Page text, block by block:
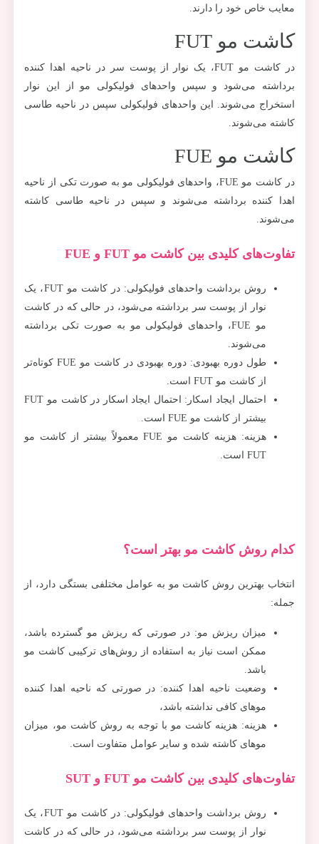
معایب خاص خود را دارند.
کاشت مو FUT
در کاشت مو FUT، یک نوار از پوست سر در ناحیه اهدا کننده
برداشته می‌شود و سپس واحدهای فولیکولی مو از این نوار
استخراج می‌شوند. این واحدهای فولیکولی سپس در ناحیه طاسی
کاشته می‌شوند.
کاشت مو FUE
در کاشت مو FUE، واحدهای فولیکولی مو به صورت تکی از ناحیه
اهدا کننده برداشته می‌شوند و سپس در ناحیه طاسی کاشته
می‌شوند.
تفاوت‌های کلیدی بین کاشت مو FUT و FUE
روش برداشت واحدهای فولیکولی: در کاشت مو FUT، یک
نوار از پوست سر برداشته می‌شود، در حالی که در کاشت
مو FUE، واحدهای فولیکولی مو به صورت تکی برداشته
می‌شوند.
طول دوره بهبودی: دوره بهبودی در کاشت مو FUE کوتاه‌تر
از کاشت مو FUT است.
احتمال ایجاد اسکار: احتمال ایجاد اسکار در کاشت مو FUT
بیشتر از کاشت مو FUE است.
هزینه: هزینه کاشت مو FUE معمولاً بیشتر از کاشت مو
FUT است.
کدام روش کاشت مو بهتر است؟
انتخاب بهترین روش کاشت مو به عوامل مختلفی بستگی دارد، از
جمله:
میزان ریزش مو: در صورتی که ریزش مو گسترده باشد،
ممکن است نیاز به استفاده از روش‌های ترکیبی کاشت مو
باشد.
وضعیت ناحیه اهدا کننده: در صورتی که ناحیه اهدا کننده
موهای کافی نداشته باشد،
هزینه: هزینه کاشت مو با توجه به روش کاشت مو، میزان
موهای کاشته شده و سایر عوامل متفاوت است.
تفاوت‌های کلیدی بین کاشت مو FUT و SUT
روش برداشت واحدهای فولیکولی: در کاشت مو FUT، یک
نوار از پوست سر برداشته می‌شود، در حالی که در کاشت